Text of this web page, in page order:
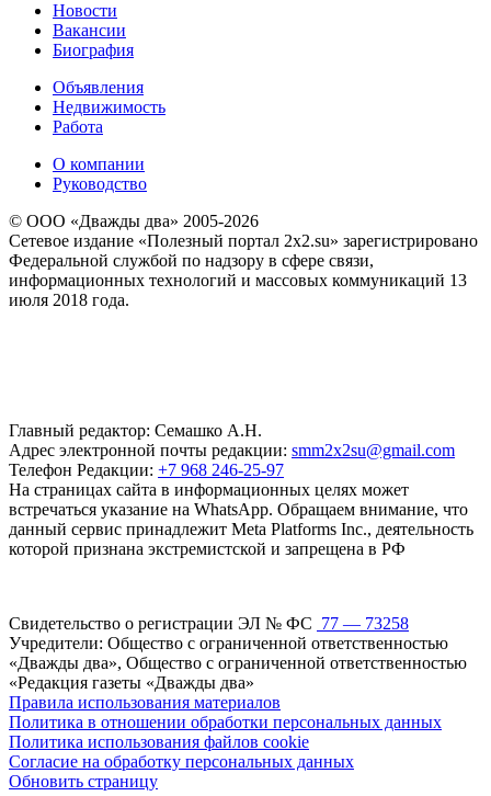
Новости
Вакансии
Биография
Объявления
Недвижимость
Работа
О компании
Руководство
© ООО «Дважды два» 2005-2026
Сетевое издание «Полезный портал 2x2.su» зарегистрировано
Федеральной службой по надзору в сфере связи,
информационных технологий и массовых коммуникаций 13
июля 2018 года.
Главный редактор: Семашко А.Н.
Адрес электронной почты редакции: smm2x2su@gmail.com
Телефон Редакции: +7 968 246-25-97
На страницах сайта в информационных целях может
встречаться указание на WhatsApp. Обращаем внимание, что
данный сервис принадлежит Meta Platforms Inc., деятельность
которой признана экстремистской и запрещена в РФ
Свидетельство о регистрации ЭЛ № ФС 77 — 73258
Учредители: Общество с ограниченной ответственностью
«Дважды два», Общество с ограниченной ответственностью
«Редакция газеты «Дважды два»
Правила использования материалов
Политика в отношении обработки персональных данных
Политика использования файлов cookie
Согласие на обработку персональных данных
Обновить страницу